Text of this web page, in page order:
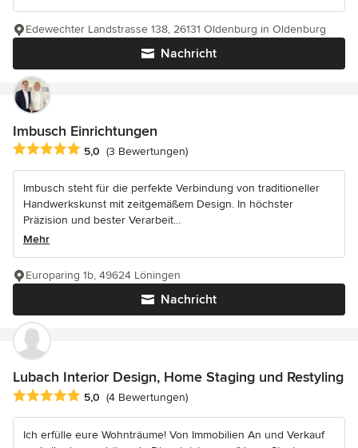
Nachricht
Edewechter Landstrasse 138, 26131 Oldenburg in Oldenburg
Imbusch Einrichtungen
Durchschnittliche Bewertung: 5 von 5 Sternen
5,0 (3 Bewertungen)
Imbusch steht für die perfekte Verbindung von traditioneller
Handwerkskunst mit zeitgemäßem Design. In höchster
Präzision und bester Verarbeit...
Mehr
Nachricht
Europaring 1b, 49624 Löningen
Lubach Interior Design, Home Staging und Restyling
Durchschnittliche Bewertung: 5 von 5 Sternen
5,0 (4 Bewertungen)
Ich erfülle eure Wohnträume! Von Immobilien An und Verkauf